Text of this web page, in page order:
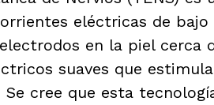
eléctricas de
en la piel cerca
suaves que
cree que esta